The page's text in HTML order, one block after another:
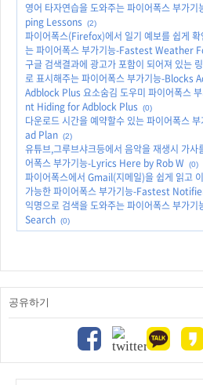
영어 타자연습을 도와주는 파이어폭스 부가
ping Lessons
(2)
파이어폭스(Firefox)에서 일기 예보를 쉽게 확
는 파이어폭스 부가기능-Fastest Weather
구글 검색결과에 광고가 포함이 되어져 있는
로 표시해주는 파이어폭스 부가기능-Blocks
Adblock Plus 요소숨김 도우미 파이어폭스
nt Hiding for Adblock Plus
(0)
다운로드 시간을 예약할수 있는 파이어폭스
ad Plan (2)
유튜브,그루브샤크등에서 음악을 재생시 가사
어폭스 부가기능-Lyrics Here by Rob W
(0)
파이어폭스에서 Gmail(지메일)을 쉽게 읽고
가능한 파이어폭스 부가기능-Fastest
익명으로 검색을 도와주는 파이어폭스 부가
Search (0)
공유하기